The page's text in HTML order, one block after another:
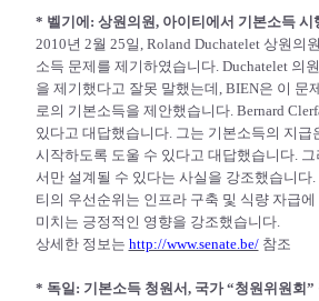
* 벨기에: 상원의원, 아이티에서 기본소득 시
2010년 2월 25일, Roland Duchatelet 상원의
소득 문제를 제기하였습니다. Duchatelet 의
을 제기했다고 잘못 말했는데, BIEN은 이 문
로의 기본소득을 제안했습니다. Bernard
있다고 대답했습니다. 그는 기본소득의 지
시작하도록 도울 수 있다고 대답했습니다.
서만 설계될 수 있다는 사실을 강조했습니
티의 우선순위는 인프라 구축 및 식량 자급
미치는 긍정적인 영향을 강조했습니다.
상세한 정보는 http://www.senate.be/참조
* 독일 : 기본소득 청원서, 국가 “청원위원회”